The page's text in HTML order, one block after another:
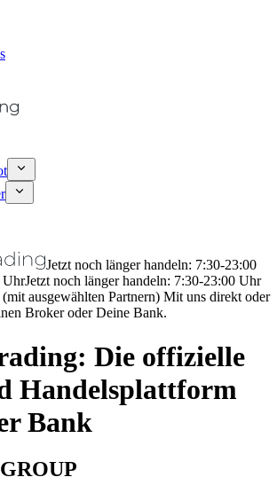
Jetzt noch länger handeln: 7:30-23:00
UhrJetzt noch länger handeln: 7:30-23:00 Uhr
ausgewählten Partnern) Mit uns direkt oder
Broker oder Deine Bank.
Die offizielle
Handelsplattform
Bank